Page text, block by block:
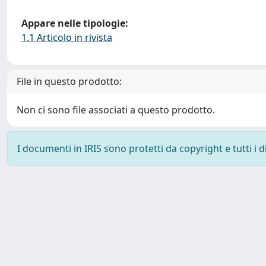
Appare nelle tipologie:
1.1 Articolo in rivista
File in questo prodotto:
Non ci sono file associati a questo prodotto.
I documenti in IRIS sono protetti da copyright e tutti i